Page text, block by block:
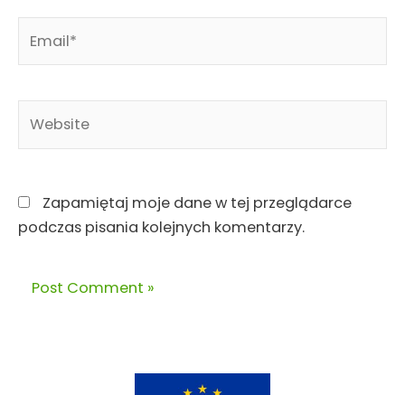
Zapamiętaj moje dane w tej przeglądarce
podczas pisania kolejnych komentarzy.